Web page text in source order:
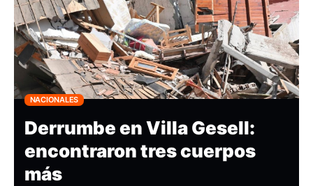
NACIONALES
Derrumbe en Villa Gesell:
encontraron tres cuerpos
más